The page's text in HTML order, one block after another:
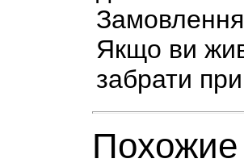
Якщо ви
забрати